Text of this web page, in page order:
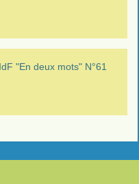
"En deux mots" N°61